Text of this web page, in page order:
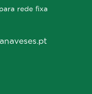
rede fixa